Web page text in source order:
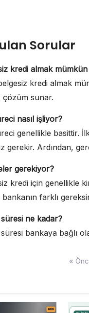
Sorular
kredi almak
kredi almak
çözüm sunar.
nasıl işliyor?
genellikle basittir.
gerekir. Ardından,
gerekiyor?
kredi için genellikle
farklı
ne kadar?
bankaya bağlı
«